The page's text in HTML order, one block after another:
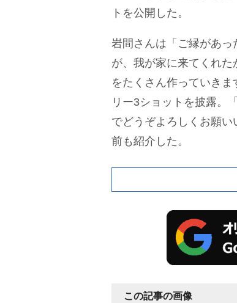
トを公開した。
間さんは「ご縁があっ
が、我が家に来てくれ
をたくさん作っていきま
リー3ショットを披露。
でどうぞよろしくお願
前も紹介した。
この記事の画像